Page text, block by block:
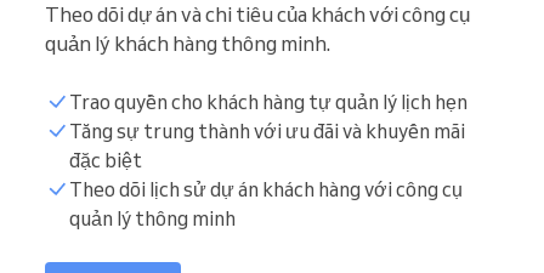
Theo dõi dự án và chi tiêu của khách với công cụ
quản lý khách hàng thông minh.
Trao quyền cho khách hàng tự quản lý lịch hẹn
Tăng sự trung thành với ưu đãi và khuyến mãi
đặc biệt
Theo dõi lịch sử dự án khách hàng với công cụ
quản lý thông minh